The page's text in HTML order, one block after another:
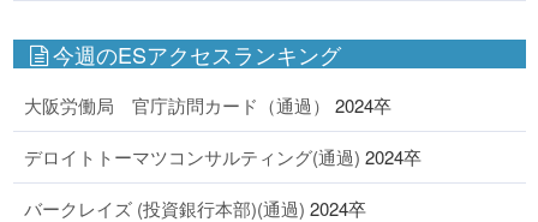
今週のESアクセスランキング
大阪労働局 官庁訪問カード（通過） 2024卒
デロイトトーマツコンサルティング(通過) 2024卒
バークレイズ (投資銀行本部)(通過) 2024卒